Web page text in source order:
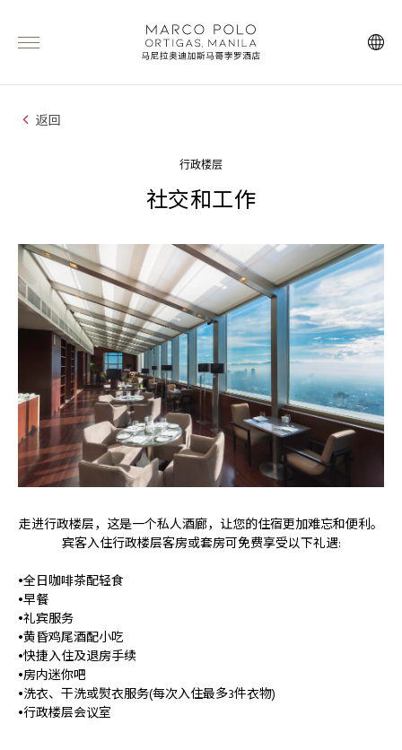
返回
行政楼层
社交和工作
走进行政楼层，这是一个私人酒廊，让您的住宿更加难忘和便利。
宾客入住行政楼层客房或套房可免费享受以下礼遇:
•全日咖啡茶配轻食
•早餐
•礼宾服务
•黄昏鸡尾酒配小吃
•快捷入住及退房手续
•房内迷你吧
•洗衣、干洗或熨衣服务(每次入住最多3件衣物)
•行政楼层会议室